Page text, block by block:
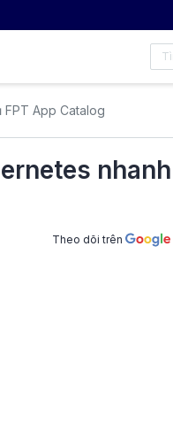
App Catalog
nhanh
Theo dõi trên